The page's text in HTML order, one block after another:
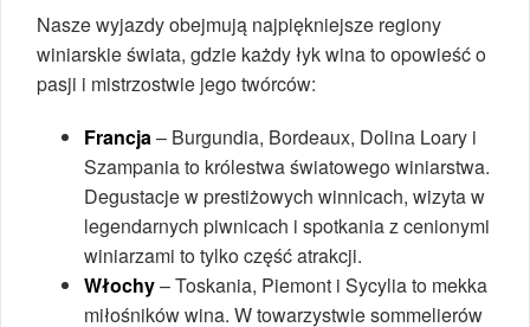
Nasze wyjazdy obejmują najpiękniejsze regiony
winiarskie świata, gdzie każdy łyk wina to opowieść o
pasji i mistrzostwie jego twórców:
Francja– Burgundia, Bordeaux, Dolina Loary i
Szampania to królestwa światowego winiarstwa.
Degustacje w prestiżowych winnicach, wizyta w
legendarnych piwnicach i spotkania z cenionymi
winiarzami to tylko część atrakcji.
Włochy– Toskania, Piemont i Sycylia to mekka
miłośników wina. W towarzystwie sommelierów